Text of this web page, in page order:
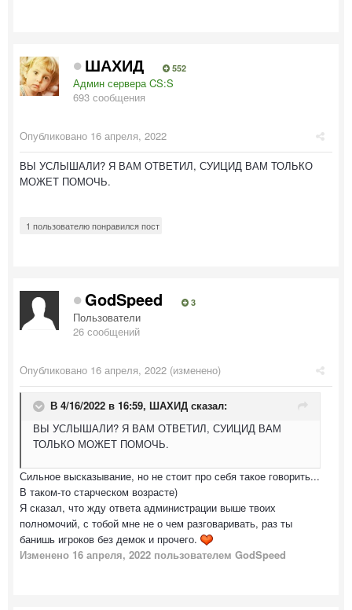
ШАХИД 552
Админ сервера CS:S
693 сообщения
Опубликовано 16 апреля, 2022
ВЫ УСЛЫШАЛИ? Я ВАМ ОТВЕТИЛ, СУИЦИД ВАМ ТОЛЬКО
МОЖЕТ ПОМОЧЬ.
1 пользователю понравился пост
GodSpeed 3
Пользователи
26 сообщений
Опубликовано 16 апреля, 2022 (изменено)
В 4/16/2022 в 16:59, ШАХИД сказал:
ВЫ УСЛЫШАЛИ? Я ВАМ ОТВЕТИЛ, СУИЦИД ВАМ
ТОЛЬКО МОЖЕТ ПОМОЧЬ.
Сильное высказывание, но не стоит про себя такое говорить...
В таком-то старческом возрасте)
Я сказал, что жду ответа администрации выше твоих
полномочий, с тобой мне не о чем разговаривать, раз ты
банишь игроков без демок и прочего.
Изменено 16 апреля, 2022 пользователем GodSpeed